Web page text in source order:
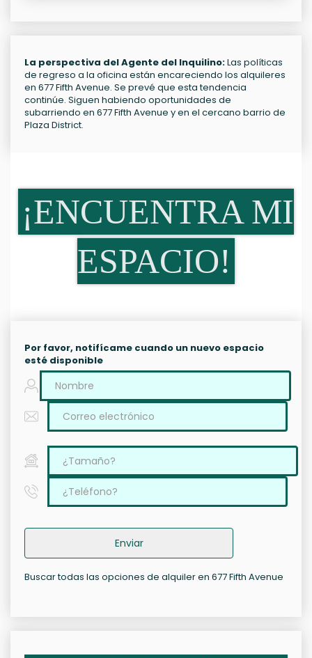
La perspectiva del Agente del Inquilino:Las políticas
de regreso a la oficina están encareciendo los alquileres
en 677 Fifth Avenue. Se prevé que esta tendencia
continúe. Siguen habiendo oportunidades de
subarriendo en 677 Fifth Avenue y en el cercano barrio de
Plaza District.
¡ENCUENTRA MI
ESPACIO!
Por favor, notifícame cuando un nuevo espacio
esté disponible
Enviar
Buscar todas las opciones de alquiler en 677 Fifth Avenue